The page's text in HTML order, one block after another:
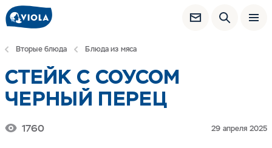
Вторые блюда Блюда из мяса
СТЕЙК С СОУСОМ
ЧЕРНЫЙ ПЕРЕЦ
1760 29 апреля 2025